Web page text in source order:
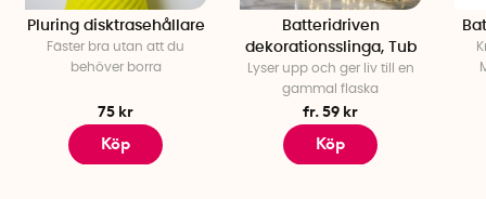
Pluring disktrasehållare
Fäster bra utan att du
behöver borra
75 kr
Köp
Batteridriven
dekorationsslinga, Tub
Lyser upp och ger liv till en
gammal flaska
fr. 59 kr
Köp